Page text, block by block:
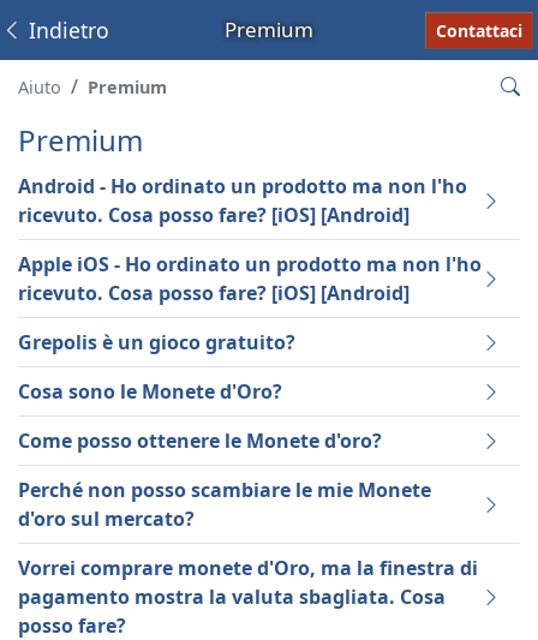
Premium
Indietro Contattaci
Aiuto Premium
Premium
Android - Ho ordinato un prodotto ma non l'ho
ricevuto. Cosa posso fare? [iOS] [Android]
Apple iOS - Ho ordinato un prodotto ma non l'ho
ricevuto. Cosa posso fare? [iOS] [Android]
Grepolis è un gioco gratuito?
Cosa sono le Monete d'Oro?
Come posso ottenere le Monete d'oro?
Perché non posso scambiare le mie Monete
d'oro sul mercato?
Vorrei comprare monete d'Oro, ma la finestra di
pagamento mostra la valuta sbagliata. Cosa
posso fare?